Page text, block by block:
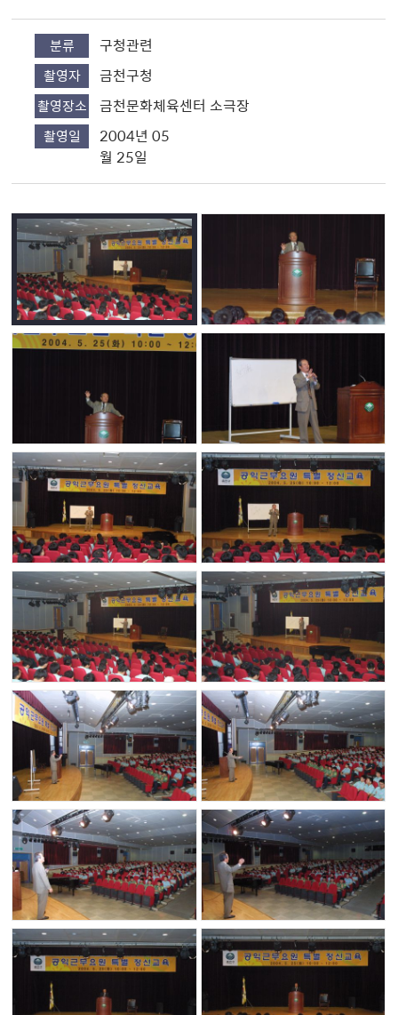
분류 구청관련
촬영자 금천구청
촬영장소 금천문화체육센터 소극장
촬영일
2004년 05
월 25일